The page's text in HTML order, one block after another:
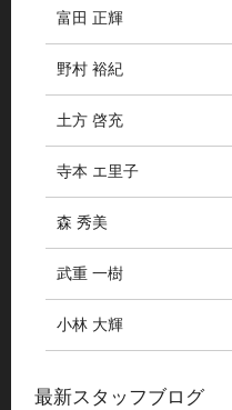
富田 正輝
野村 裕紀
土方 啓充
寺本 エ里子
森 秀美
武重 一樹
小林 大輝
最新スタッフブログ